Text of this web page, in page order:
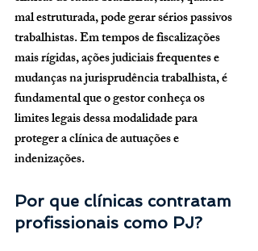
mal estruturada, pode gerar sérios passivos
trabalhistas. Em tempos de fiscalizações
mais rígidas, ações judiciais frequentes e
mudanças na jurisprudência trabalhista, é
fundamental que o gestor conheça os
limites legais dessa modalidade para
proteger a clínica de autuações e
indenizações.
Por que clínicas contratam
profissionais como PJ?